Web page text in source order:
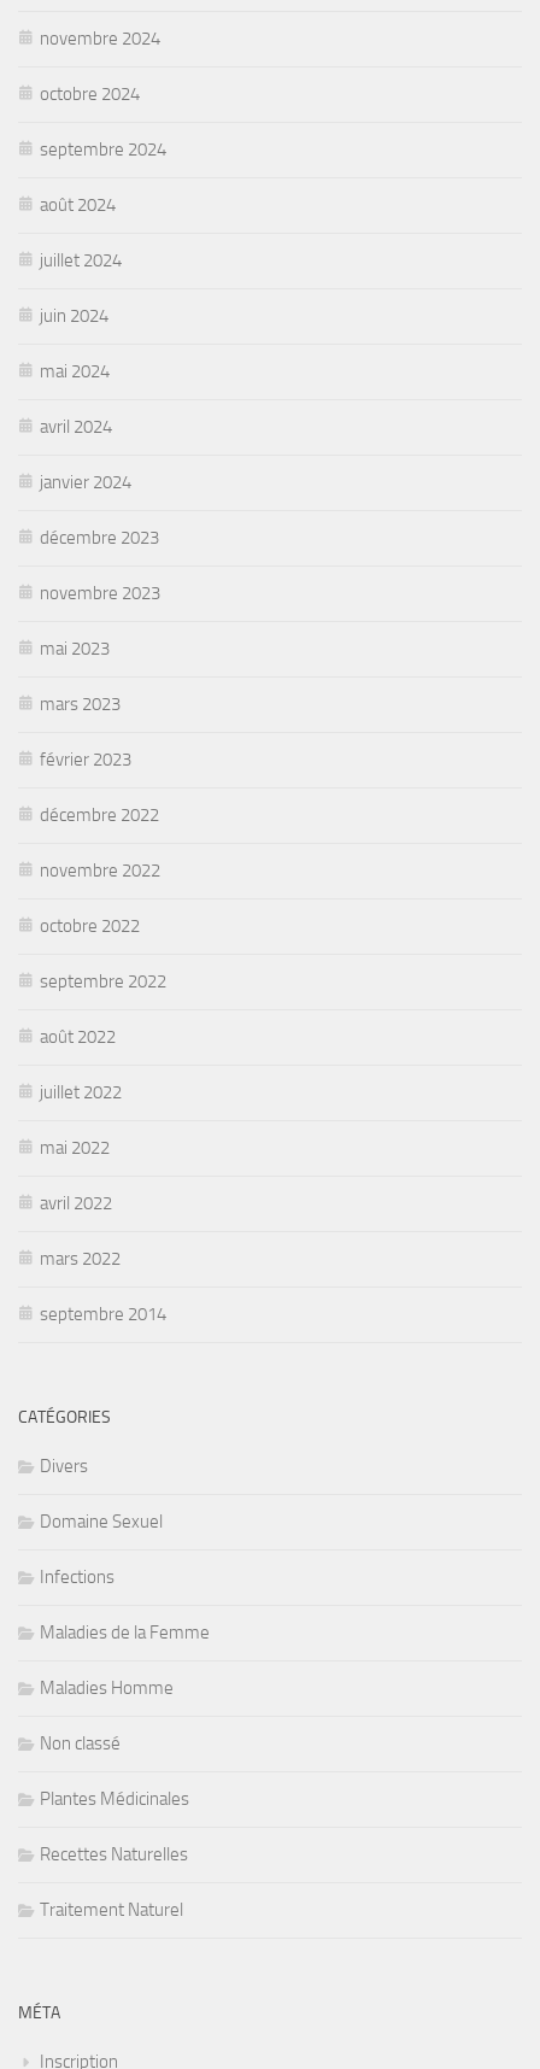
novembre 2024
octobre 2024
septembre 2024
août 2024
juillet 2024
juin 2024
mai 2024
avril 2024
janvier 2024
décembre 2023
novembre 2023
mai 2023
mars 2023
février 2023
décembre 2022
novembre 2022
octobre 2022
septembre 2022
août 2022
juillet 2022
mai 2022
avril 2022
mars 2022
septembre 2014
CATÉGORIES
Divers
Domaine Sexuel
Infections
Maladies de la Femme
Maladies Homme
Non classé
Plantes Médicinales
Recettes Naturelles
Traitement Naturel
MÉTA
Inscription